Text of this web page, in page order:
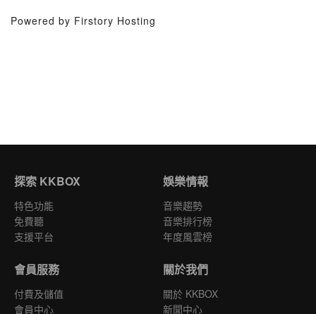
Powered by Firstory Hosting
探索 KKBOX
特色功能
免費聽
支援平台
娛樂情報
音樂趨勢
音樂排行榜
年度風雲榜
會員服務
付費及儲值
會員中心
關於我們
關於 KKBOX
新聞中心